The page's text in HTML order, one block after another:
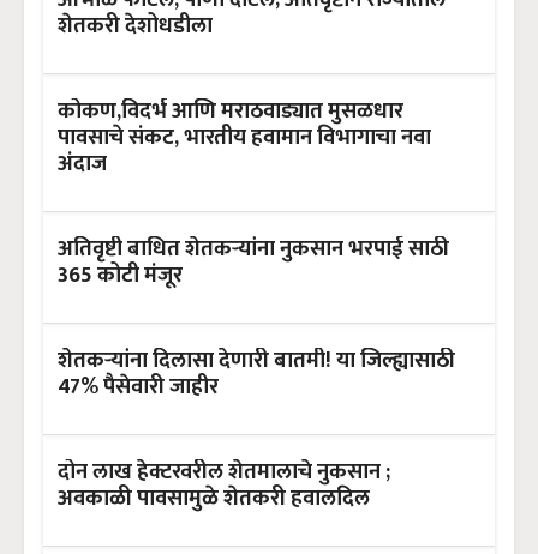
शेतकरी देशोधडीला
कोकण,विदर्भ आणि मराठवाड्यात मुसळधार
पावसाचे संकट, भारतीय हवामान विभागाचा नवा
अंदाज
अतिवृष्टी बाधित शेतकऱ्यांना नुकसान भरपाई साठी
365 कोटी मंजूर
शेतकऱ्यांना दिलासा देणारी बातमी! या जिल्ह्यासाठी
47% पैसेवारी जाहीर
दोन लाख हेक्टरवरील शेतमालाचे नुकसान ;
अवकाळी पावसामुळे शेतकरी हवालदिल